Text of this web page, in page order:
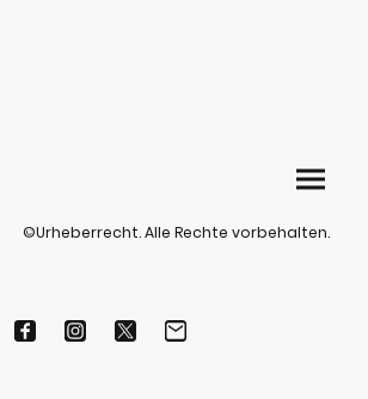
©Urheberrecht. Alle Rechte vorbehalten.